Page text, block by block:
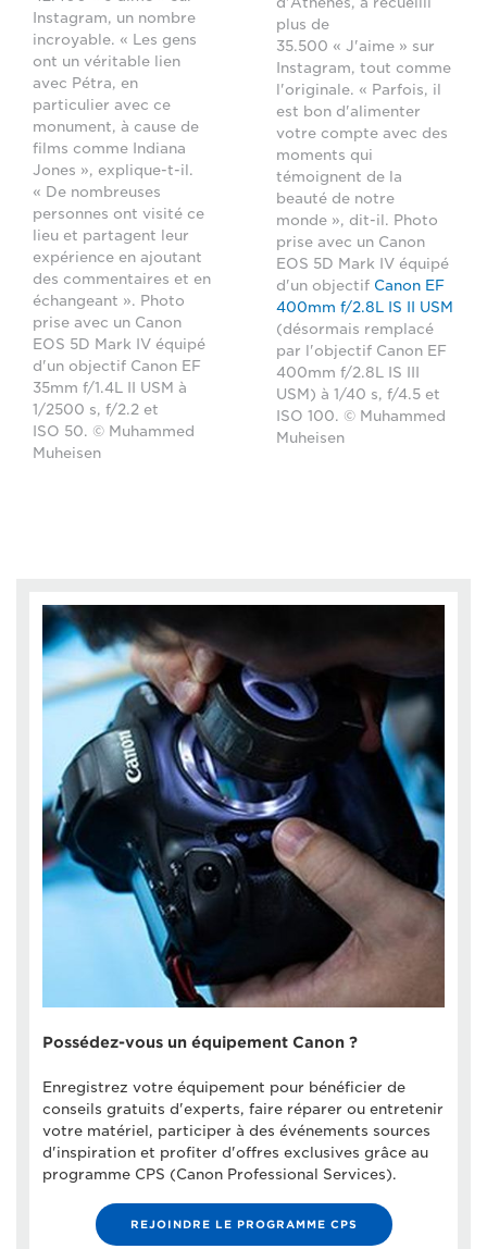
Instagram, un nombre
incroyable. « Les gens
ont un véritable lien
avec Pétra, en
particulier avec ce
monument, à cause de
films comme Indiana
Jones », explique-t-il.
« De nombreuses
personnes ont visité ce
lieu et partagent leur
expérience en ajoutant
des commentaires et en
échangeant ». Photo
prise avec un Canon
EOS 5D Mark IV équipé
d'un objectif Canon EF
35mm f/1.4L II USM à
1/2500 s, f/2.2 et
ISO 50. © Muhammed
Muheisen
plus de
35.500 « J'aime » sur
Instagram, tout comme
l'originale. « Parfois, il
est bon d'alimenter
votre compte avec des
moments qui
témoignent de la
beauté de notre
monde », dit-il. Photo
prise avec un Canon
EOS 5D Mark IV équipé
d'un objectif Canon EF
400mm f/2.8L IS II USM
(désormais remplacé
par l'objectif Canon EF
400mm f/2.8L IS III
USM) à 1/40 s, f/4.5 et
ISO 100. © Muhammed
Muheisen
Possédez-vous un équipement Canon ?
Enregistrez votre équipement pour bénéficier de
conseils gratuits d'experts, faire réparer ou entretenir
votre matériel, participer à des événements sources
d'inspiration et profiter d'offres exclusives grâce au
programme CPS (Canon Professional Services).
REJOINDRE LE PROGRAMME CPS